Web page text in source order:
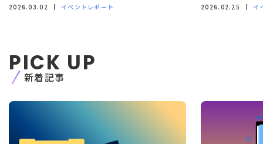
2026.03.02 イベントレポート 2026.02.25 イ
PICK UP
新着記事